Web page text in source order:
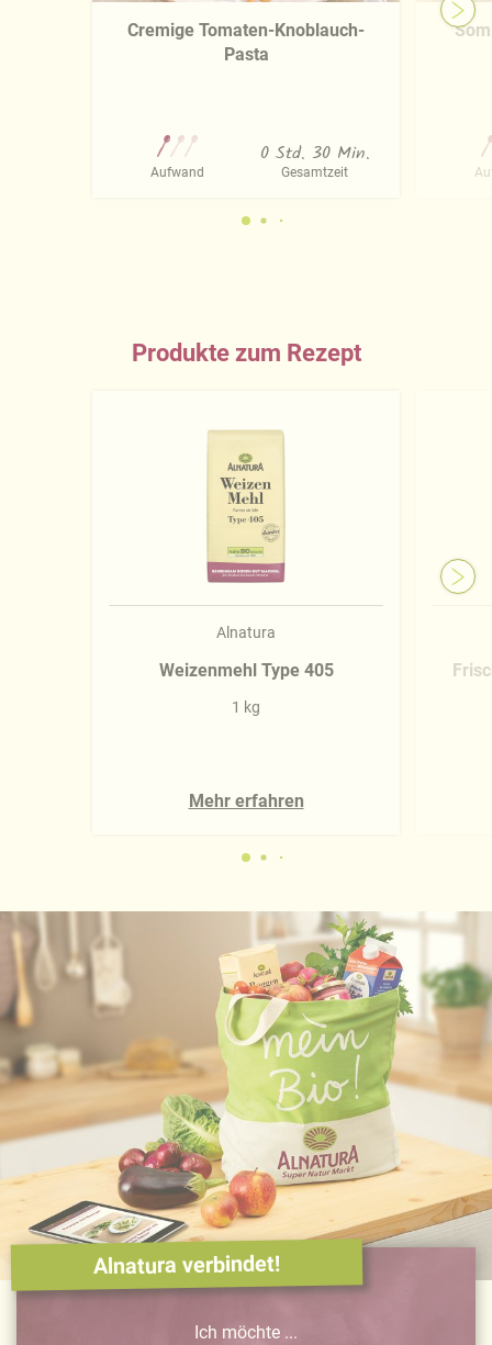
Cremige Tomaten-Knoblauch-
Pasta
Aufwand
0 Std. 30 Min.
Gesamtzeit
Produkte zum Rezept
Alnatura
Weizenmehl Type 405
1 kg
Mehr erfahren
Alnatura verbindet!
Ich möchte ...